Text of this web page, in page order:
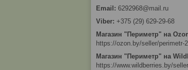
6292968@mail.ru
+375 (29) 629-29-68
Магазин "Периметр" на
https://ozon.by/seller/perimetr-2603533/
Магазин "Периметр" на
https://www.wildberries.by/seller/